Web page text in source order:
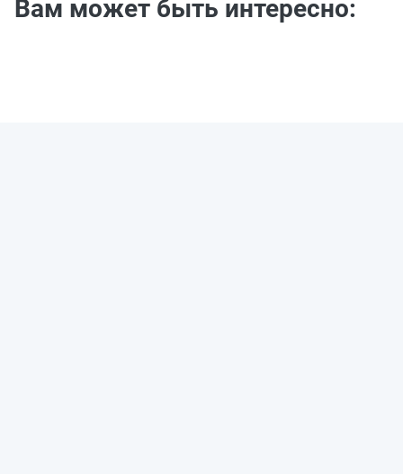
Вам может быть интересно: